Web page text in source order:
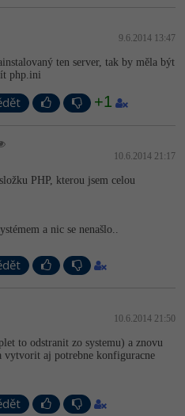
9.6.2014 13:47
ten server, tak by měla být
php.ini
+1
10.6.2014 21:17
PHP, kterou jsem celou
a nic se nenašlo..
10.6.2014 21:50
to odstranit zo systemu) a znovu
vytvorit aj potrebne konfiguracne